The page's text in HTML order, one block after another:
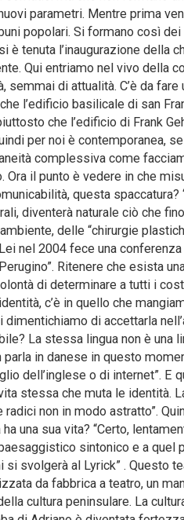
parametri. Mentre prima
popolari. Si formano così dei
è tenuta l’inaugurazione della
Qui entriamo nel vivo della
semmai di attualità. C’è da
l’edificio basilicale di san
che l’edificio di Frank
per noi è contemporanea,
complessiva come
Ora il punto è vedere in che
questa
diventerà naturale ciò che
delle “chirurgie
Lei nel 2004 fece una
Ritenere che esista
di determinare a tutti i
identità, c’è in quello che
di accettarla
La stessa lingua non è una
parla in danese in questo
dell’inglese o di internet”.
vita stessa che muta le identità.
radici non in modo astratto”.
una sua vita? “Certo,
sintonico e a quel
si svolgerà al Lyrick” . Questo
da fabbrica a teatro, un
cultura peninsulare. La